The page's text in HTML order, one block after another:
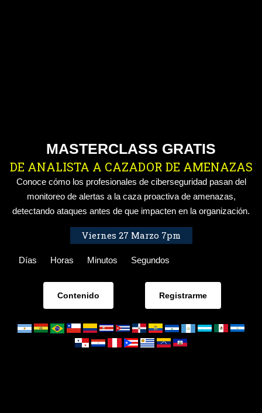
MASTERCLASS GRATIS
DE ANALISTA A CAZADOR DE AMENAZAS
Conoce cómo los profesionales de ciberseguridad pasan del
monitoreo de alertas a la caza proactiva de amenazas,
detectando ataques antes de que impacten en la organización.
Viernes 27 Marzo 7pm
Días Horas Minutos Segundos
Contenido Registrarme